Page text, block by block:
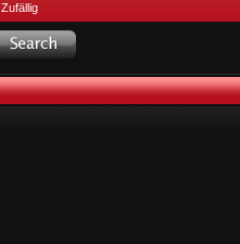
Zufällig